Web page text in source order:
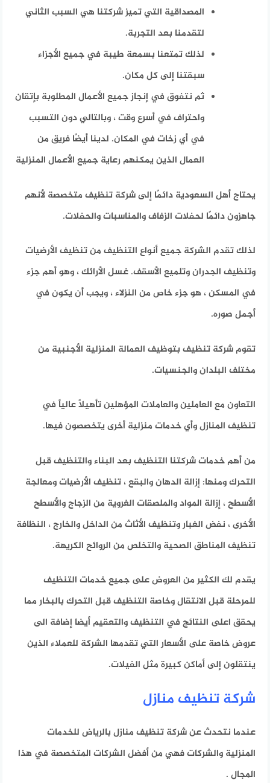
المصداقية التي تميز شركتنا هي السبب الثاني
لتقدمنا ​​بعد التجربة.
لذلك تمتعنا بسمعة طيبة في جميع الأجزاء
سبقتنا إلى كل مكان.
ثم نتفوق في إنجاز جميع الأعمال المطلوبة بإتقان
واحتراف في أسرع وقت ، وبالتالي دون التسبب
في أي زخات في المكان. لدينا أيضًا فريق من
العمال الذين يمكنهم رعاية جميع الأعمال المنزلية
يحتاج أهل السعودية دائمًا إلى شركة تنظيف متخصصة لأنهم
جاهزون دائمًا لحفلات الزفاف والمناسبات والحفلات.
لذلك تقدم الشركة جميع أنواع التنظيف من تنظيف الأرضيات
وتنظيف الجدران وتلميع الأسقف. غسل الأرائك ، وهو أهم جزء
في المسكن ، هو جزء خاص من النزلاء ، ويجب أن يكون في
أجمل صوره.
تقوم شركة تنظيف بتوظيف العمالة المنزلية الأجنبية من
مختلف البلدان والجنسيات.
التعاون مع العاملين والعاملات المؤهلين تأهيلاً عالياً في
تنظيف المنازل وأي خدمات منزلية أخرى يتخصصون فيها.
من أهم خدمات شركتنا التنظيف بعد البناء والتنظيف قبل
التحرك ومنها: إزالة الدهان والبقع ، تنظيف الأرضيات ومعالجة
الأسطح ، إزالة المواد والملصقات الغروية من الزجاج والأسطح
الأخرى ، نفض الغبار وتنظيف الأثاث من الداخل والخارج ، النظافة
تنظيف المناطق الصحية والتخلص من الروائح الكريهة.
يقدم لك الكثير من العروض على جميع خدمات التنظيف
للمرحلة قبل الانتقال وخاصة التنظيف قبل التحرك بالبخار مما
يحقق اعلى النتائج في التنظيف والتعقيم أيضا إضافة الى
عروض خاصة على الأسعار التي تقدمها الشركة للعملاء الذين
ينتقلون إلى أماكن كبيرة مثل الفيلات.
شركة تنظيف منازل
عندما نتحدث عن شركة تنظيف منازل بالرياض للخدمات
المنزلية والشركات فهي من أفضل الشركات المتخصصة في هذا
المجال .